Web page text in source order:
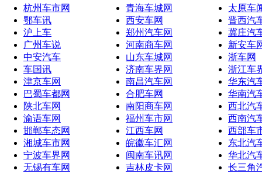
杭州车市网
鄂车讯
沪上车
广州车说
中安汽车
车国讯
津京车网
巴蜀车都网
陕北车网
渝语车网
邯郸车态网
湘城车市网
宁波车界网
无锡有车网
青海车城网
西安车网
郑州汽车网
河南商车网
山东车城网
济南车界网
南昌汽车网
合肥车网
南阳商车网
福州车市网
江西车网
皖徽车汇网
闽南车讯网
吉林皮卡网
太原车
晋西汽
冀庄汽
新安车
浙车网
浙江车
华东汽
华南汽
西北汽
西南汽
西部车
东北汽
华北汽
长三角